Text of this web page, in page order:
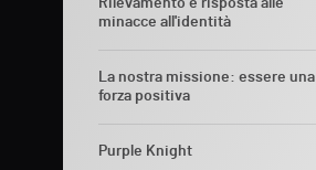
Rilevamento e risposta alle
minacce all'identità
La nostra missione: essere una
forza positiva
Purple Knight